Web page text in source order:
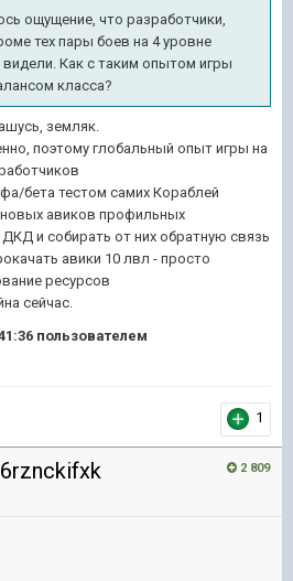
ощущение, что разработчики,
тех пары боев на 4 уровне
Как с таким опытом игры
класса?
земляк.
поэтому глобальный опыт игры на
бета тестом самих Кораблей
авиков профильных
и собирать от них обратную связь
авики 10 лвл - просто
ресурсов
сейчас.
пользователем
1
2 809